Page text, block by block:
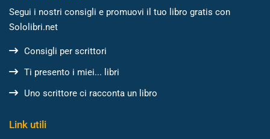
Segui i nostri consigli e promuovi il tuo libro gratis con
Sololibri.net
Consigli per scrittori
Ti presento i miei... libri
Uno scrittore ci racconta un libro
Link utili